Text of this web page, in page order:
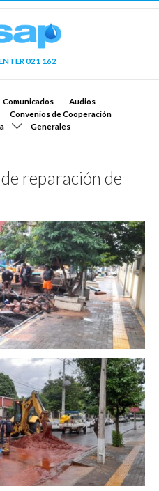
021 162
Comunicados
Audios
Convenios de Cooperación
Generales
reparación de